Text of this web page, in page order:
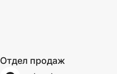
Отдел продаж